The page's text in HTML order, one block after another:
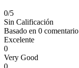
0/5
Sin Calificación
Basado en 0 comentario
Excelente
0
Very Good
0